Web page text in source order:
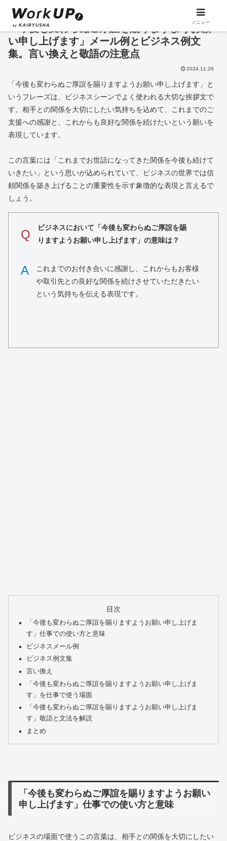
「今後も変わらぬご厚誼を賜りますようお願
い申し上げます」メール例とビジネス例文
集。言い換えと敬語の注意点
2024.11.26
「今後も変わらぬご厚誼を賜りますようお願い申し上げます」と
いうフレーズは、ビジネスシーンでよく使われる大切な挨拶文で
す。相手との関係を大切にしたい気持ちを込めて、これまでのご
支援への感謝と、これからも良好な関係を続けたいという願いを
表現しています。
この言葉には「これまでお世話になってきた関係を今後も続けて
いきたい」という思いが込められていて、ビジネスの世界では信
頼関係を築き上げることの重要性を示す象徴的な表現と言えるで
しょう。
Q
ビジネスにおいて「今後も変わらぬご厚誼を賜
りますようお願い申し上げます」の意味は？
A
これまでのお付き合いに感謝し、これからもお客様
や取引先との良好な関係を続けさせていただきたい
という気持ちを伝える表現です。
目次
「今後も変わらぬご厚誼を賜りますようお願い申し上げま
す」仕事での使い方と意味
ビジネスメール例
ビジネス例文集
言い換え
「今後も変わらぬご厚誼を賜りますようお願い申し上げま
す」を仕事で使う場面
「今後も変わらぬご厚誼を賜りますようお願い申し上げま
す」敬語と文法を解説
まとめ
「今後も変わらぬご厚誼を賜りますようお願い
申し上げます」仕事での使い方と意味
ビジネスの場面で使うこの言葉は、相手との関係を大切にしたい
メニュー